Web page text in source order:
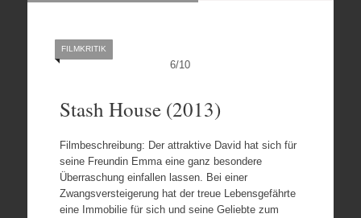
6/10
FILMKRITIK
Stash House (2013)
Filmbeschreibung: Der attraktive David hat sich für
seine Freundin Emma eine ganz besondere
Überraschung einfallen lassen. Bei einer
Zwangsversteigerung hat der treue Lebensgefährte
eine Immobilie für sich und seine Geliebte zum